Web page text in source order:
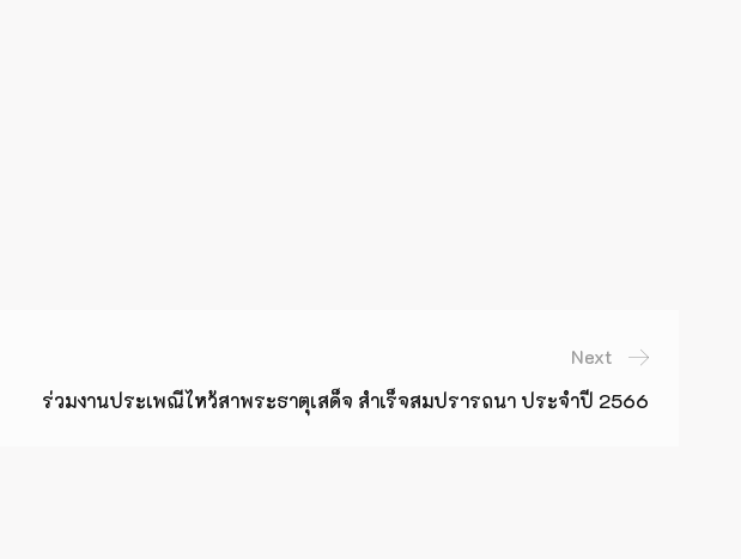
Next
ร่วมงานประเพณีไหว้สาพระธาตุเสด็จ สำเร็จสมปรารถนา ประจำปี 2566